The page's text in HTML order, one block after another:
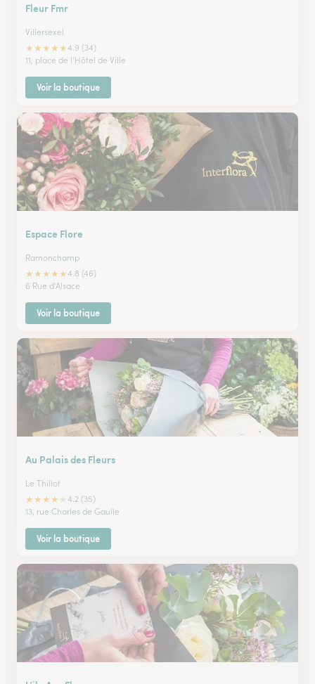
Fleur Fmr
Villersexel
★★★★★4.9 (34)
11, place de l'Hôtel de Ville
Voir la boutique
Espace Flore
Ramonchamp
★★★★★4.8 (46)
6 Rue d'Alsace
Voir la boutique
Au Palais des Fleurs
Le Thillot
★★★★
4.2 (35)
13, rue Charles de Gaulle
Voir la boutique